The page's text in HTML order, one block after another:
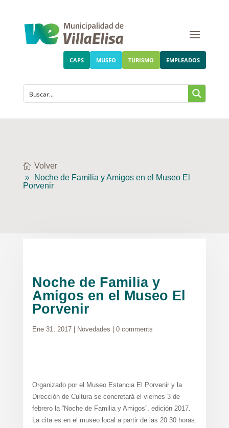
CAPS MUSEO TURISMO EMPLEADOS
Volver
Noche de Familia y Amigos en el Museo El
Porvenir
Noche de Familia y
Amigos en el Museo El
Porvenir
Ene 31, 2017| Novedades 0 comments
Organizado por el Museo Estancia El Porvenir y la
Dirección de Cultura se concretará el viernes 3 de
febrero la “Noche de Familia y Amigos”, edición 2017.
La cita es en el museo local a partir de las 20:30 horas.